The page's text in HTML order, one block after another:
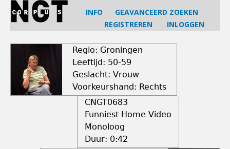
Jump
navigation
INFO
GEAVANCEERD ZOEKEN
REGISTREREN
INLOGGEN
Regio: Groningen
Leeftijd: 50-59
Geslacht: Vrouw
Voorkeurshand: Rechts
CNGT0683
Funniest Home Video
Monoloog
Duur: 0:42